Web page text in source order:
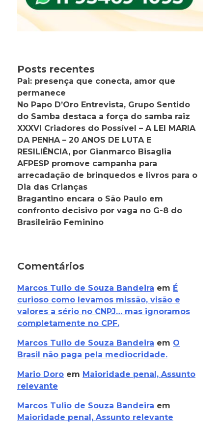
Posts recentes
Pai: presença que conecta, amor que
permanece
No Papo D’Oro Entrevista, Grupo Sentido
do Samba destaca a força do samba raiz
XXXVI Criadores do Possível – A LEI MARIA
DA PENHA – 20 ANOS DE LUTA E
RESILIÊNCIA, por Gianmarco Bisaglia
AFPESP promove campanha para
arrecadação de brinquedos e livros para o
Dia das Crianças
Bragantino encara o São Paulo em
confronto decisivo por vaga no G-8 do
Brasileirão Feminino
Comentários
Marcos Tulio de Souza Bandeira em É
curioso como levamos missão, visão e
valores a sério no CNPJ… mas ignoramos
completamente no CPF.
Marcos Tulio de Souza Bandeira em O
Brasil não paga pela mediocridade.
Mario Doro em Maioridade penal, Assunto
relevante
Marcos Tulio de Souza Bandeira em
Maioridade penal, Assunto relevante